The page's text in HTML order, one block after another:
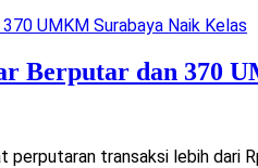
Berputar dan 370
perputaran transaksi lebih dari